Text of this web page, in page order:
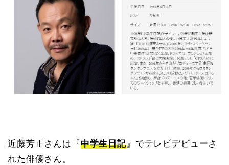
近藤芳正さんは『中学生日記』でテレビデビューさ
れた俳優さん。